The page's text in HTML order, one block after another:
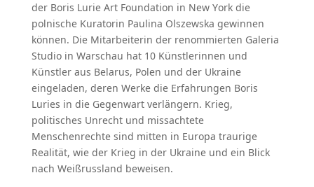
der Boris Lurie Art Foundation in New York die
polnische Kuratorin Pau­lina Olszewska gewinnen
können. Die Mitarbeiterin der renommierten Galeria
Studio in Warschau hat 10 Künstlerinnen und
Künstler aus Belarus, Polen und der Ukraine
eingeladen, deren Werke die Erfahrungen Boris
Luries in die Gegenwart verlängern. Krieg,
politisches Unrecht und missachtete
Menschenrechte sind mit­ten in Europa traurige
Realität, wie der Krieg in der Ukraine und ein Blick
nach Weißrussland beweisen.